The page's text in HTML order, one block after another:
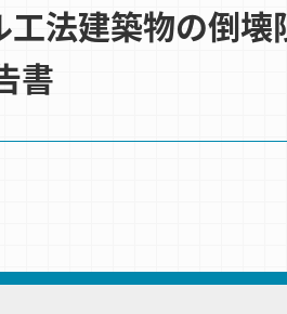
工法建築物の倒
書